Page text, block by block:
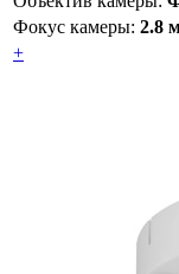
Фокус камеры: 2.8
+